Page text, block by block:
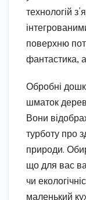
технологій
поверхню
фантастика,
Обробні
шматок
Вони
турботу про
природи.
що для вас
чи
маленький